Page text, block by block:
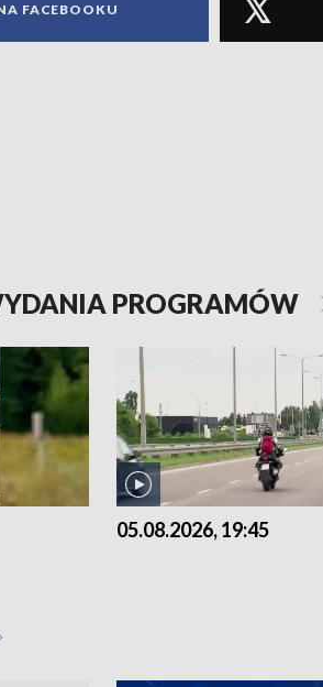
FACEBOOKU
PROGRAMÓW
05.08.2026, 19:45